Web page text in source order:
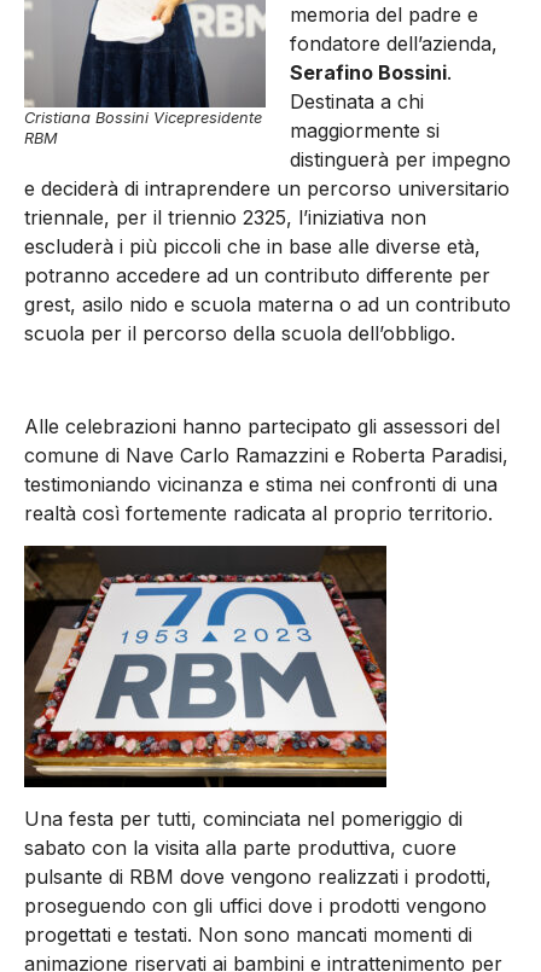
Cristiana Bossini Vicepresidente
RBM
memoria del padre e
fondatore dell’azienda,
Serafino Bossini.
Destinata a chi
maggiormente si
distinguerà per impegno
e deciderà di intraprendere un percorso universitario
triennale, per il triennio 2325, l’iniziativa non
escluderà i più piccoli che in base alle diverse età,
potranno accedere ad un contributo differente per
grest, asilo nido e scuola materna o ad un contributo
scuola per il percorso della scuola dell’obbligo.
Alle celebrazioni hanno partecipato gli assessori del
comune di Nave Carlo Ramazzini e Roberta Paradisi,
testimoniando vicinanza e stima nei confronti di una
realtà così fortemente radicata al proprio territorio.
Una festa per tutti, cominciata nel pomeriggio di
sabato con la visita alla parte produttiva, cuore
pulsante di RBM dove vengono realizzati i prodotti,
proseguendo con gli uffici dove i prodotti vengono
progettati e testati. Non sono mancati momenti di
animazione riservati ai bambini e intrattenimento per